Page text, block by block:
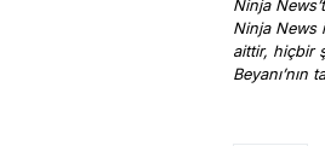
Ninja
Ninja News
aittir, hiçbir
Beyanı’nın